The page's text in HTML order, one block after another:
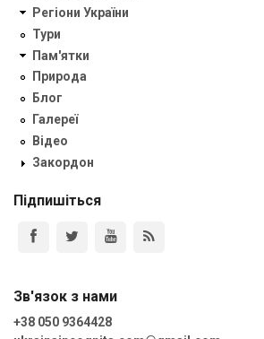
Регіони України
Тури
Пам'ятки
Природа
Блог
Галереї
Відео
Закордон
Підпишіться
Зв'язок з нами
+38 050 9364428